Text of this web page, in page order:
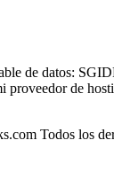
de datos:
de
Todos los